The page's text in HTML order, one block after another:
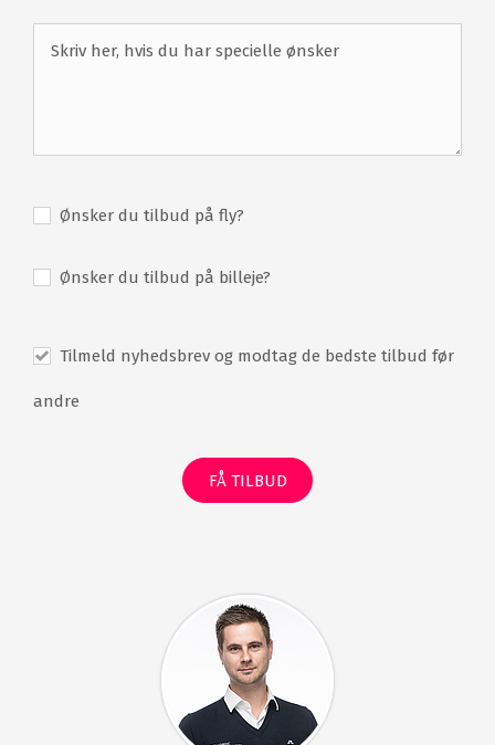
Ønsker du tilbud på fly?
Ønsker du tilbud på billeje?
Tilmeld nyhedsbrev og modtag de bedste tilbud før
andre
FÅ TILBUD